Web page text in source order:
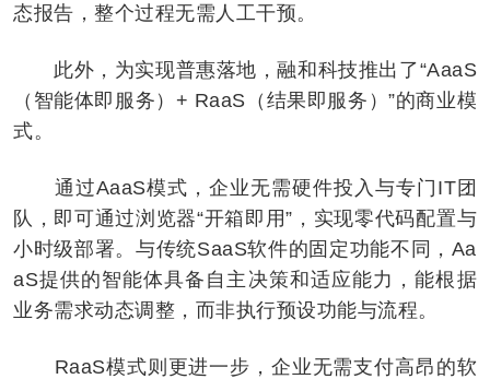
态报告，整个过程无需人工干预。
此外，为实现普惠落地，融和科技推出了“AaaS
（智能体即服务）+ RaaS（结果即服务）”的商业模
式。
通过AaaS模式，企业无需硬件投入与专门IT团
队，即可通过浏览器“开箱即用”，实现零代码配置与
小时级部署。与传统SaaS软件的固定功能不同，Aa
aS提供的智能体具备自主决策和适应能力，能根据
业务需求动态调整，而非执行预设功能与流程。
RaaS模式则更进一步，企业无需支付高昂的软